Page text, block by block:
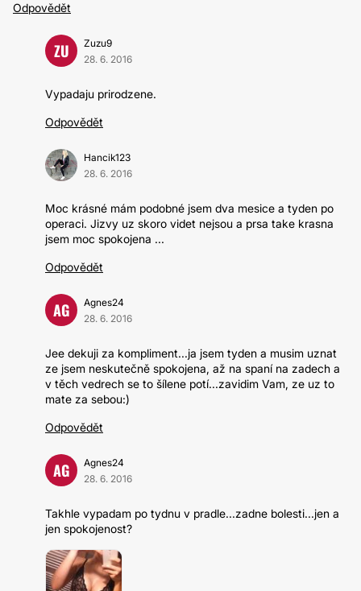
Odpovědět
ZU
Zuzu9
28. 6. 2016
Vypadaju prirodzene.
Odpovědět
Hancik123
28. 6. 2016
Moc krásné mám podobné jsem dva mesice a tyden po
operaci. Jizvy uz skoro videt nejsou a prsa take krasna
jsem moc spokojena ...
Odpovědět
AG
Agnes24
28. 6. 2016
Jee dekuji za kompliment...ja jsem tyden a musim uznat
ze jsem neskutečně spokojena, až na spaní na zadech a
v těch vedrech se to šílene potí...zavidim Vam, ze uz to
mate za sebou:)
Odpovědět
AG
Agnes24
28. 6. 2016
Takhle vypadam po tydnu v pradle...zadne bolesti...jen a
jen spokojenost?